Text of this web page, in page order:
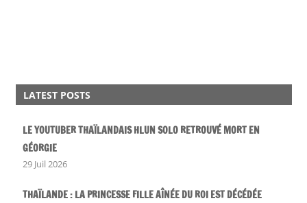
LATEST POSTS
LE YOUTUBER THAÏLANDAIS HLUN SOLO RETROUVÉ MORT EN
GÉORGIE
29 Juil 2026
THAÏLANDE : LA PRINCESSE FILLE AÎNÉE DU ROI EST DÉCÉDÉE